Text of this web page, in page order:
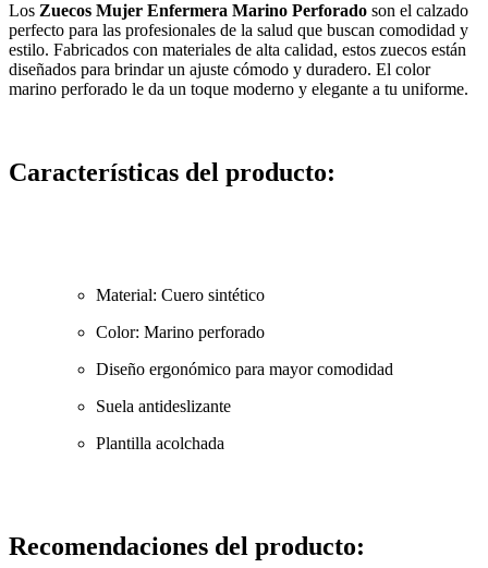
Los Zuecos Mujer Enfermera Marino Perforado son el calzado
perfecto para las profesionales de la salud que buscan comodidad y
estilo. Fabricados con materiales de alta calidad, estos zuecos están
diseñados para brindar un ajuste cómodo y duradero. El color
marino perforado le da un toque moderno y elegante a tu uniforme.
Características del producto:
Material: Cuero sintético
Color: Marino perforado
Diseño ergonómico para mayor comodidad
Suela antideslizante
Plantilla acolchada
Recomendaciones del producto: